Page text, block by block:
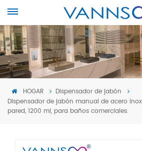
HOGAR
Dispensador de jabón
Dispensador de jabón manual de acero
pared, 1200 ml, para baños comerciales.